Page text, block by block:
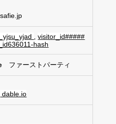
safie.jp
_yjsu_yjad ,visitor_id#####
hash
ファーストパーティ
dable.io